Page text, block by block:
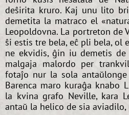
deŝirita kruro. Kaj unu lito
demetita la matraco el
Leopoldovna. La portreton de
ŝi estis tre bela, eĉ pli bela, ol
ne ekvidis, ĝin iu demetis
malgaja malordo per
fotaĵo nur la sola
Barenca maro kuraĝa knabo
la kvina grafo Neville, kara
antaŭ la helico de sia